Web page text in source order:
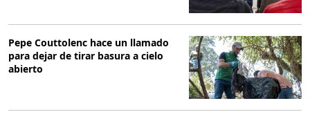
Pepe Couttolenc hace un llamado
para dejar de tirar basura a cielo
abierto